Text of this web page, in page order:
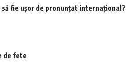
să fie ușor de pronunțat internațional?
de fete